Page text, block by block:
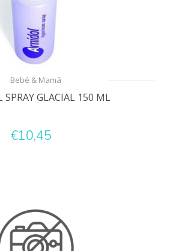
Bebé & Mamã
SPRAY GLACIAL 150 ML
€10,45